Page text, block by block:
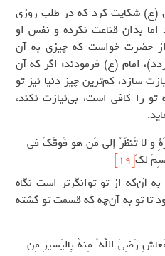
(ع) شکایت کرد که در طلب روزی
بدان قناعت نکرده و نفس او
حضرت خواست که چیزی به آن
امام (ع) فرمودند: اگر که آن
سازد، کم‌ترین چیز دنیا نیز تو
را کافی است، بی‌نیازت نکند،
و لا تَنظُرْ إلى مَن هو فَوقَكَ في
لكَ[19]
آن‌که از تو توانگرتر است نگاه
تا تو به آن‌چه که قسمت تو گشته
رَضِيَ اللّه ُ مِنهُ بِاليَسيرِ مِن